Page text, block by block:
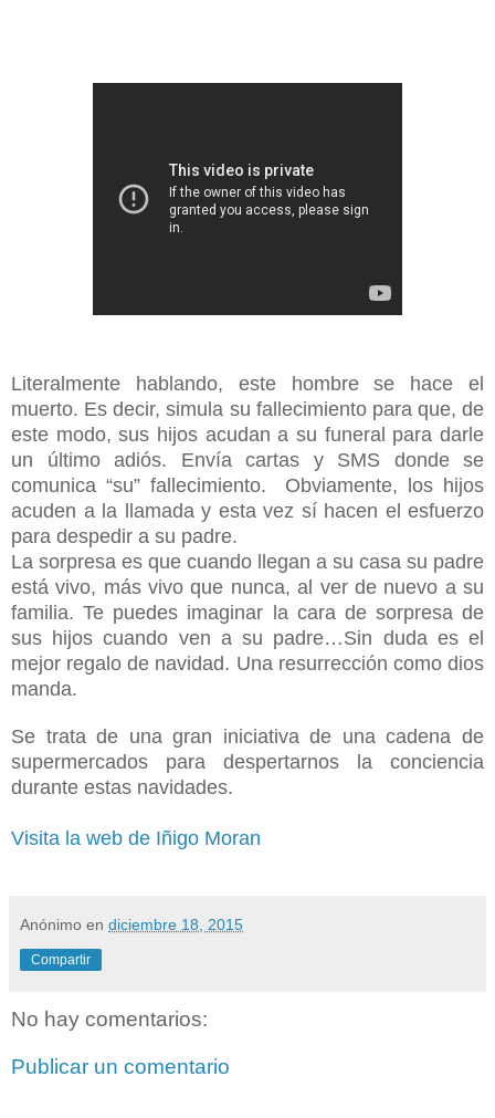
Literalmente hablando, este hombre se hace el
muerto. Es decir, simula su fallecimiento para que, de
este modo, sus hijos acudan a su funeral para darle
un último adiós. Envía cartas y SMS donde se
comunica “su” fallecimiento. Obviamente, los hijos
acuden a la llamada y esta vez sí hacen el esfuerzo
para despedir a su padre.
La sorpresa es que cuando llegan a su casa su padre
está vivo, más vivo que nunca, al ver de nuevo a su
familia. Te puedes imaginar la cara de sorpresa de
sus hijos cuando ven a su padre…Sin duda es el
mejor regalo de navidad. Una resurrección como dios
manda.
Se trata de una gran iniciativa de una cadena de
supermercados para despertarnos la conciencia
durante estas navidades.
Visita la web de Iñigo Moran
Anónimo en diciembre 18, 2015
Compartir
No hay comentarios:
Publicar un comentario